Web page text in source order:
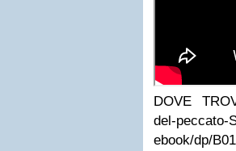
DOVE
del-peccato-
ebook/dp/